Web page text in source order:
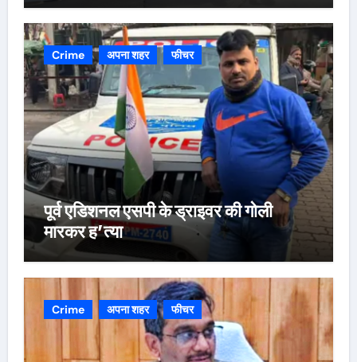
Crime अपना शहर फीचर
पूर्व एडिशनल एसपी के ड्राइवर की गोली
मारकर ह’त्या
Crime अपना शहर फीचर